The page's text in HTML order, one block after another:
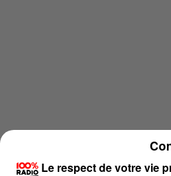
Le respect de votre vie